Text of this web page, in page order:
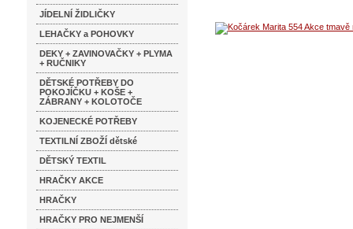
JÍDELNÍ ŽIDLIČKY
LEHAČKY a POHOVKY
DEKY + ZAVINOVAČKY + PLYMA
+ RUČNIKY
DĚTSKÉ POTŘEBY DO
POKOJÍČKU + KOŠE +
ZÁBRANY + KOLOTOČE
KOJENECKÉ POTŘEBY
TEXTILNÍ ZBOŽÍ dětské
DĚTSKÝ TEXTIL
HRAČKY AKCE
HRAČKY
HRAČKY PRO NEJMENŠÍ